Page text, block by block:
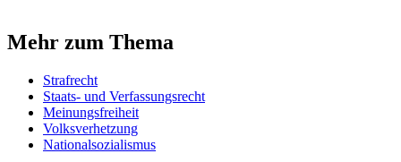
Mehr zum Thema
Strafrecht
Staats- und Verfassungsrecht
Meinungsfreiheit
Volksverhetzung
Nationalsozialismus